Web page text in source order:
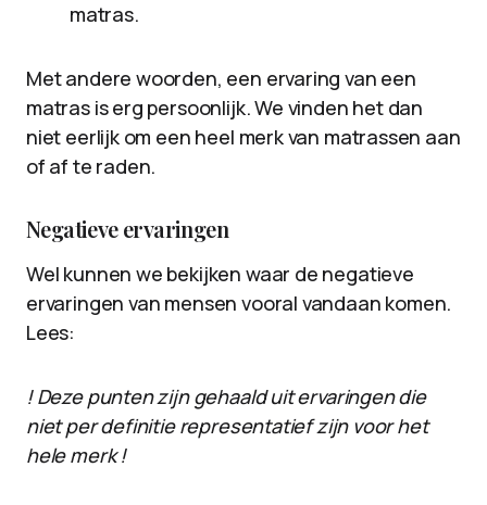
matras.
Met andere woorden, een ervaring van een
matras is erg persoonlijk. We vinden het dan
niet eerlijk om een heel merk van matrassen aan
of af te raden.
Negatieve ervaringen
Wel kunnen we bekijken waar de negatieve
ervaringen van mensen vooral vandaan komen.
Lees:
! Deze punten zijn gehaald uit ervaringen die
niet per definitie representatief zijn voor het
hele merk !